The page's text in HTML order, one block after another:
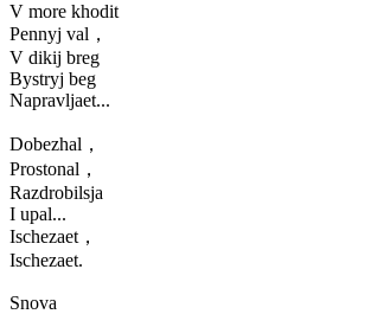
V more khodit
Pennyj val，
V dikij breg
Bystryj beg
Napravljaet...
Dobezhal，
Prostonal，
Razdrobilsja
I upal...
Ischezaet，
Ischezaet.
Snova